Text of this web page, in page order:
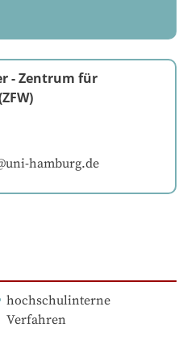
-Zentrum für
hamburg.de
hochschulinterne
Verfahren